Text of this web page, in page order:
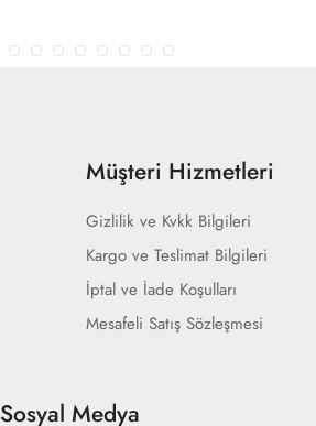
Müşteri Hizmetleri
Gizlilik ve Kvkk Bilgileri
Kargo ve Teslimat Bilgileri
İptal ve İade Koşulları
Mesafeli Satış Sözleşmesi
Sosyal Medya